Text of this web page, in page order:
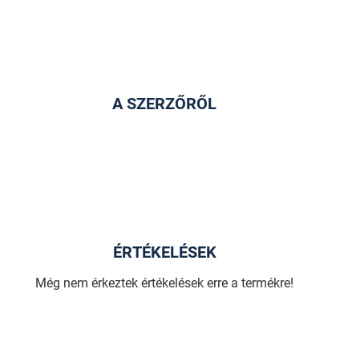
A SZERZŐRŐL
ÉRTÉKELÉSEK
Még nem érkeztek értékelések erre a termékre!